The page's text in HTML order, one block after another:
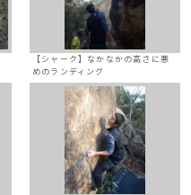
【シャーク】なかなかの高さに悪
めのランディング